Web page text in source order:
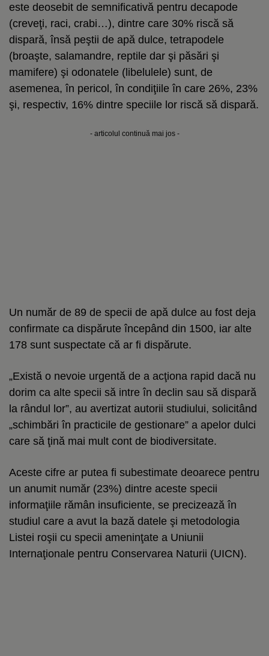
este deosebit de semnificativă pentru decapode
(creveţi, raci, crabi…), dintre care 30% riscă să
dispară, însă peştii de apă dulce, tetrapodele
(broaşte, salamandre, reptile dar şi păsări şi
mamifere) şi odonatele (libelulele) sunt, de
asemenea, în pericol, în condiţiile în care 26%, 23%
şi, respectiv, 16% dintre speciile lor riscă să dispară.
- articolul continuă mai jos -
Un număr de 89 de specii de apă dulce au fost deja
confirmate ca dispărute începând din 1500, iar alte
178 sunt suspectate că ar fi dispărute.
„Există o nevoie urgentă de a acţiona rapid dacă nu
dorim ca alte specii să intre în declin sau să dispară
la rândul lor”, au avertizat autorii studiului, solicitând
„schimbări în practicile de gestionare” a apelor dulci
care să ţină mai mult cont de biodiversitate.
Aceste cifre ar putea fi subestimate deoarece pentru
un anumit număr (23%) dintre aceste specii
informaţiile rămân insuficiente, se precizează în
studiul care a avut la bază datele şi metodologia
Listei roşii cu specii ameninţate a Uniunii
Internaţionale pentru Conservarea Naturii (UICN).